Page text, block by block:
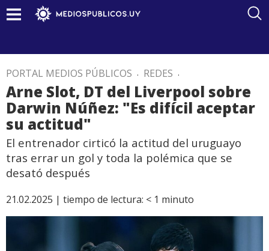
PORTAL MEDIOS PÚBLICOS . REDES .
Arne Slot, DT del Liverpool sobre
Darwin Núñez: "Es difícil aceptar
su actitud"
El entrenador cirticó la actitud del uruguayo
tras errar un gol y toda la polémica que se
desató después
21.02.2025 | tiempo de lectura: < 1 minuto